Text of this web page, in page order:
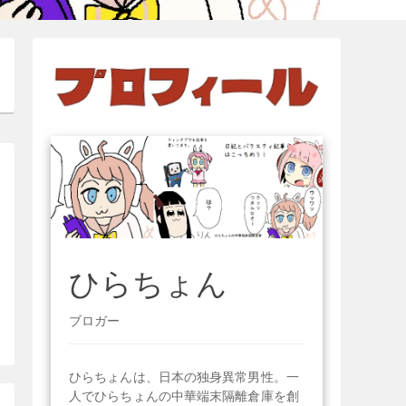
ひらちょん
ブロガー
ひらちょんは、日本の独身異常男性。一
人でひらちょんの中華端末隔離倉庫を創